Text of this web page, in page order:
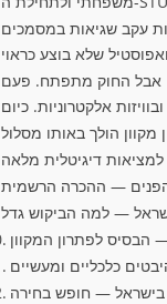
עקב שגיאות במסמכים
אבל החוק מתפתח. פעם
למציאות דיגיטלית מלאה
הפנים — ההכרה הרשמית
— למה הביקוש גדל
הבסיס לפתרון המקוון
כלכליים ומעשיים
בישראל — חופש בחירה